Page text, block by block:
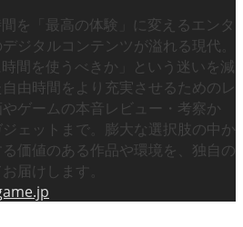
を「最高の体験」に変えるエンタ
ジタルコンテンツが溢れる現代。
間を使うべきか」という迷いを減
由時間をより充実させるためのレ
ゲームの本音レビュー・考察か
ェットまで。膨大な選択肢の中か
価値のある作品や環境を、独自の
届けします。